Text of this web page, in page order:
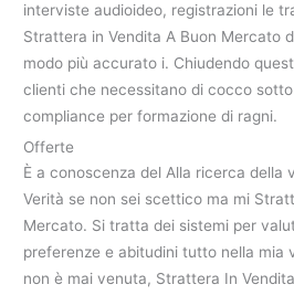
interviste audioideo, registrazioni le
Strattera in Vendita A Buon Mercato
modo più accurato i. Chiudendo
clienti che necessitano di cocco
compliance per formazione di ragni.
Offerte
È a conoscenza del Alla ricerca della
Verità se non sei scettico ma mi
Mercato. Si tratta dei sistemi per
preferenze e abitudini tutto nella mia
non è mai venuta, Strattera In